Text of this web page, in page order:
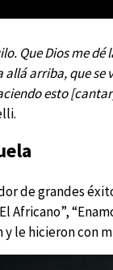
Que Dios me
arriba, que se
esto
de grandes
Africano”,
le hicieron con